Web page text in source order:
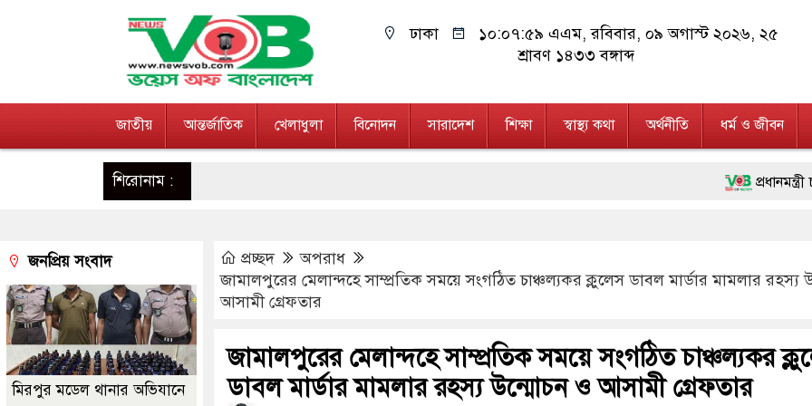
ঢাকা ১০:০৮:০১ এএম, রবিবার, ০৯ অগাস্ট ২০২৬, ২৫
শ্রাবণ ১৪৩৩ বঙ্গাব্দ
জাতীয় আন্তর্জাতিক খেলাধুলা বিনোদন সারাদেশ শিক্ষা স্বাস্থ্য কথা অর্থনীতি ধর্ম ও জীবন
শিরোনাম : প্রধানমন্ত্রী চট্টগ্রাম ও
ফ্যাসিবাদবিরোধী আন্দোলনে
মাননীয় প্রধানমন্ত্রী,
জনগণ পরিবর্তন চেয়েছে
২৮ লাখ টাকার জাল নোটসহ
প্রচ্ছদ
অপরাধ
জামালপুরের মেলান্দহে সাম্প্রতিক সময়ে সংগঠিত চাঞ্চল্যকর ক্লুলেস ডাবল মার্ডার মামলার রহস্য
আসামী গ্রেফতার
জামালপুরের মেলান্দহে সাম্প্রতিক সময়ে সংগঠিত চাঞ্চল্যকর
ডাবল মার্ডার মামলার রহস্য উন্মোচন ও আসামী গ্রেফতার
জনপ্রিয় সংবাদ
মিরপুর মডেল থানার অভিযানে